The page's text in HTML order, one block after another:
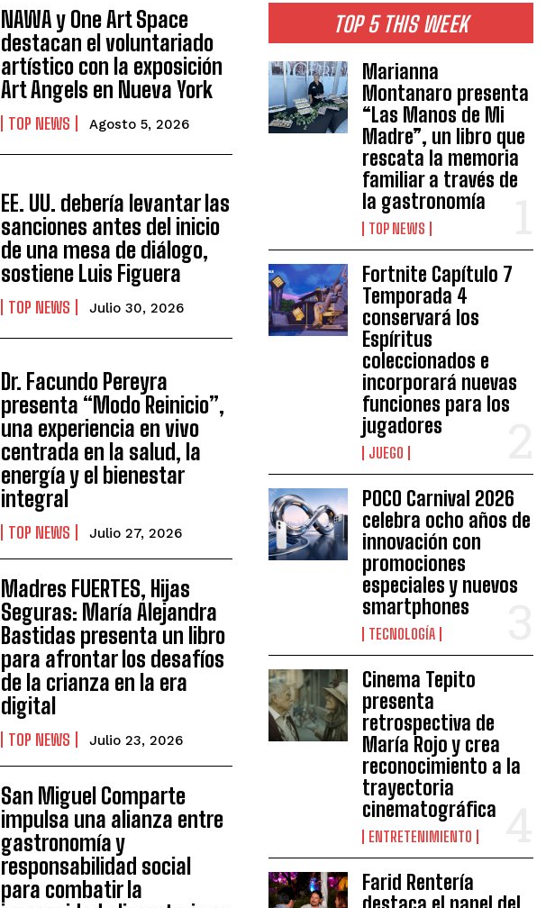
NAWA y One Art Space
destacan el voluntariado
artístico con la exposición
Art Angels en Nueva York
TOP NEWS Agosto 5, 2026
EE. UU. debería levantar las
sanciones antes del inicio
de una mesa de diálogo,
sostiene Luis Figuera
TOP NEWS Julio 30, 2026
Dr. Facundo Pereyra
presenta “Modo Reinicio”,
una experiencia en vivo
centrada en la salud, la
energía y el bienestar
integral
TOP NEWS Julio 27, 2026
Madres FUERTES, Hijas
Seguras: María Alejandra
Bastidas presenta un libro
para afrontar los desafíos
de la crianza en la era
digital
TOP NEWS Julio 23, 2026
San Miguel Comparte
impulsa una alianza entre
gastronomía y
responsabilidad social
para combatir la
TOP 5 THIS WEEK
Marianna
Montanaro presenta
“Las Manos de Mi
Madre”, un libro que
rescata la memoria
familiar a través de
la gastronomía
TOP NEWS
Fortnite Capítulo 7
Temporada 4
conservará los
Espíritus
coleccionados e
incorporará nuevas
funciones para los
jugadores
JUEGO
POCO Carnival 2026
celebra ocho años de
innovación con
promociones
especiales y nuevos
smartphones
TECNOLOGÍA
Cinema Tepito
presenta
retrospectiva de
María Rojo y crea
reconocimiento a la
trayectoria
cinematográfica
ENTRETENIMIENTO
Farid Rentería